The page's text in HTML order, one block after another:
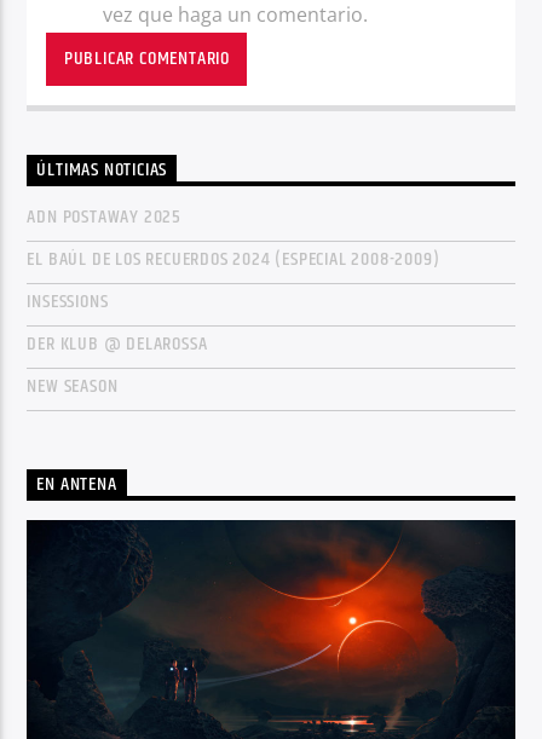
vez que haga un comentario.
ÚLTIMAS NOTICIAS
ADN POSTAWAY 2025
EL BAÚL DE LOS RECUERDOS 2024 (ESPECIAL 2008-2009)
INSESSIONS
DER KLUB @ DELAROSSA
NEW SEASON
EN ANTENA